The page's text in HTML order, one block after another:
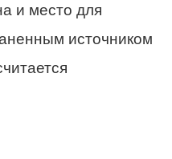
и место для
источником